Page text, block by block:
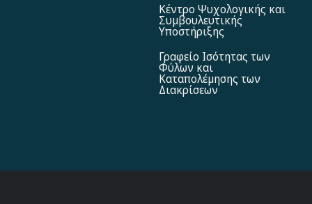
Κέντρο Ψυχολογικής και
Συμβουλευτικής
Υποστήριξης
Γραφείο Ισότητας των
Φύλων και
Καταπολέμησης των
Διακρίσεων